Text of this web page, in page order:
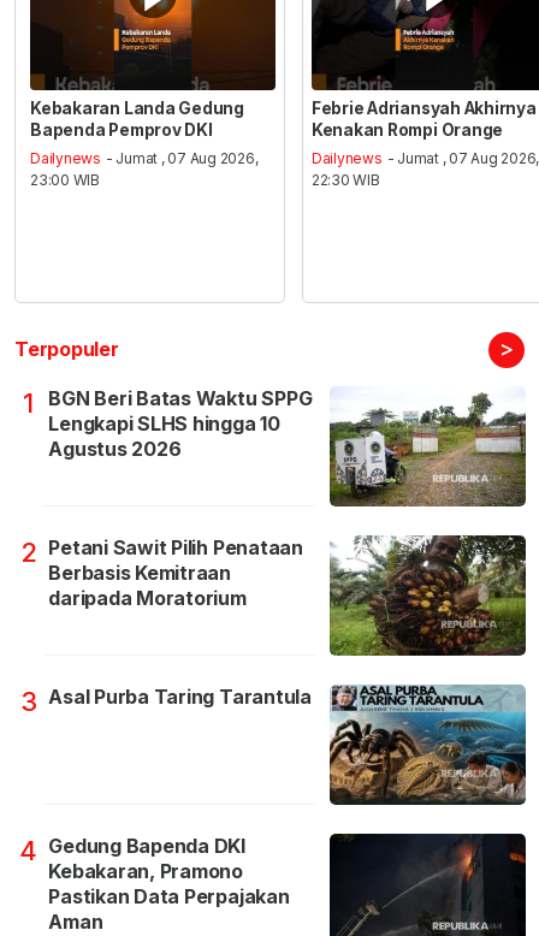
Kebakaran Landa Gedung
Bapenda Pemprov DKI
Dailynews - Jumat , 07 Aug 2026,
23:00 WIB
Febrie Adriansyah Akhirnya
Kenakan Rompi Orange
Dailynews - Jumat , 07 Aug 2026,
22:30 WIB
Terpopuler >
1
BGN Beri Batas Waktu SPPG
Lengkapi SLHS hingga 10
Agustus 2026
2 Petani Sawit Pilih Penataan
Berbasis Kemitraan
daripada Moratorium
3 Asal Purba Taring Tarantula
4 Gedung Bapenda DKI
Kebakaran, Pramono
Pastikan Data Perpajakan
Aman